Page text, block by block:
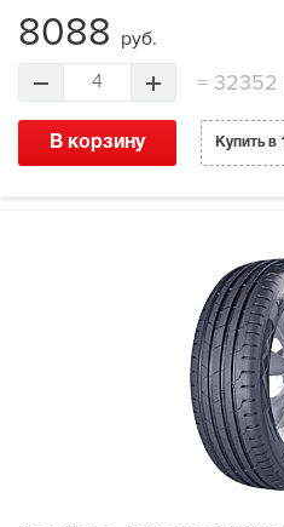
8088 руб.
4 = 32352
В корзину Купить в